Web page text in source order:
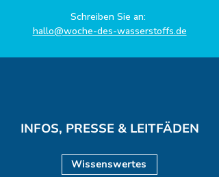
Schreiben Sie an:
hallo@woche-des-wasserstoffs.de
INFOS, PRESSE & LEITFÄDEN
Wissenswertes